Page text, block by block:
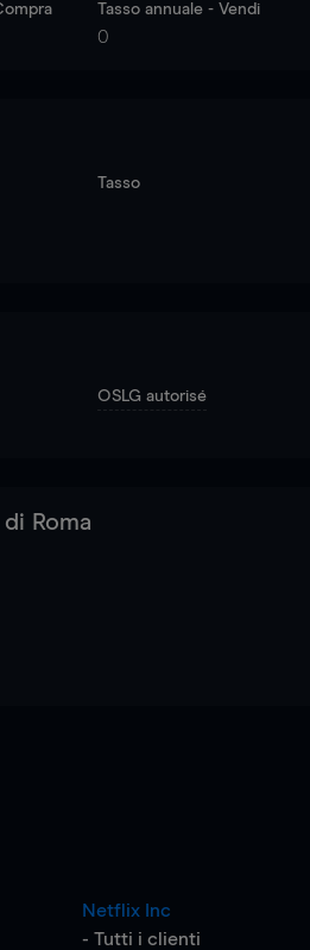
Tasso annuale - Vendi
0
Tasso
OSLG autorisé
Roma
Netflix Inc
- Tutti i clienti